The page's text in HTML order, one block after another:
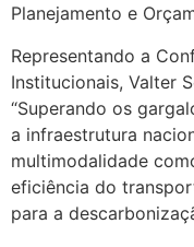
Planejamento e
Representando a
Institucionais, Valter
“Superando os
a infraestrutura
multimodalidade
eficiência do
para a